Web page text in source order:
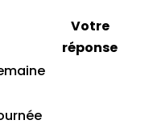
Votre
réponse